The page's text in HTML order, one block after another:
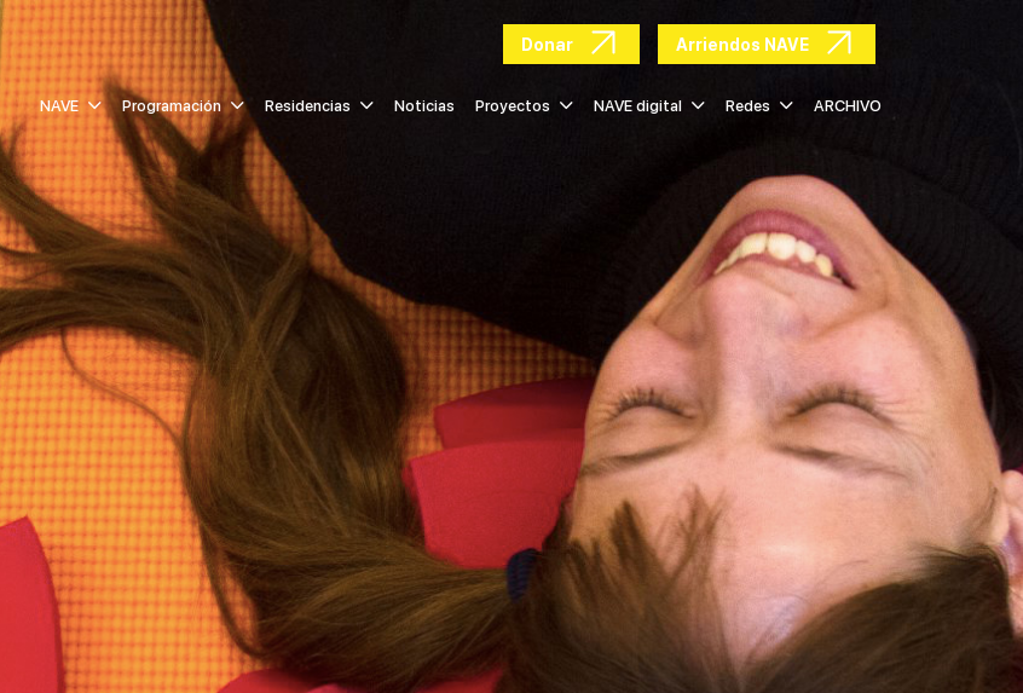
Donar Arriendos NAVE
NAVE Programación Residencias Noticias Proyectos NAVE digital Redes ARCHIVO